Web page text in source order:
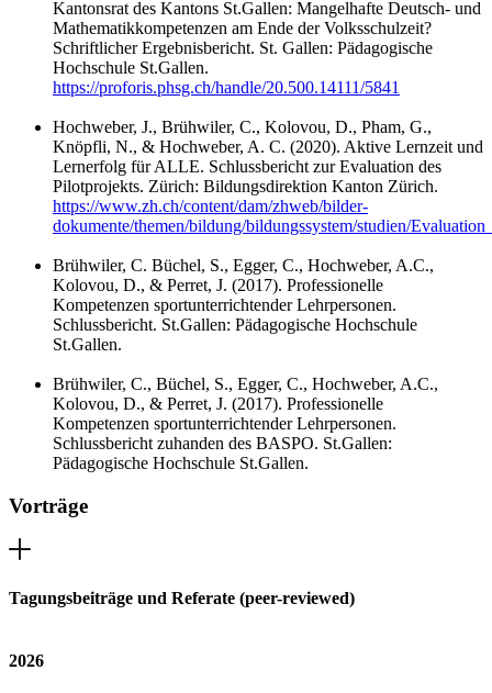
Kantonsrat des Kantons St.Gallen: Mangelhafte Deutsch- und
Mathematikkompetenzen am Ende der Volksschulzeit?
Schriftlicher Ergebnisbericht. St. Gallen: Pädagogische
Hochschule St.Gallen.
https://proforis.phsg.ch/handle/20.500.14111/5841
Hochweber, J., Brühwiler, C., Kolovou, D., Pham, G.,
Knöpfli, N., & Hochweber, A. C. (2020). Aktive Lernzeit und
Lernerfolg für ALLE. Schlussbericht zur Evaluation des
Pilotprojekts. Zürich: Bildungsdirektion Kanton Zürich.
https://www.zh.ch/content/dam/zhweb/bilder-
dokumente/themen/bildung/bildungssystem/studien/
Brühwiler, C. Büchel, S., Egger, C., Hochweber, A.C.,
Kolovou, D., & Perret, J. (2017). Professionelle
Kompetenzen sportunterrichtender Lehrpersonen.
Schlussbericht. St.Gallen: Pädagogische Hochschule
St.Gallen.
Brühwiler, C., Büchel, S., Egger, C., Hochweber, A.C.,
Kolovou, D., & Perret, J. (2017). Professionelle
Kompetenzen sportunterrichtender Lehrpersonen.
Schlussbericht zuhanden des BASPO. St.Gallen:
Pädagogische Hochschule St.Gallen.
Vorträge
Tagungsbeiträge und Referate (peer-reviewed)
2026